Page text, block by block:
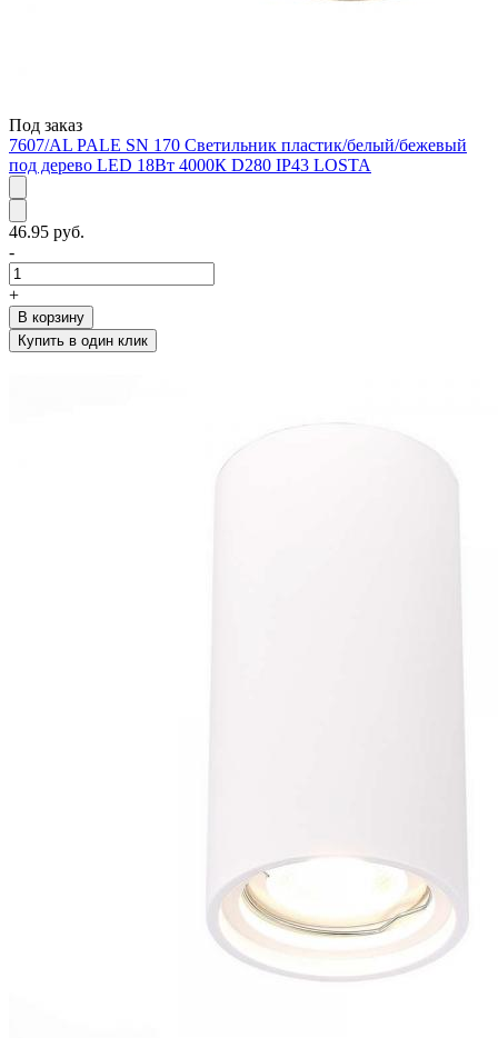
Под заказ
7607/AL PALE SN 170 Светильник пластик/белый/бежевый
под дерево LED 18Вт 4000К D280 IP43 LOSTA
46.95 руб.
-
+
В корзину
Купить в один клик